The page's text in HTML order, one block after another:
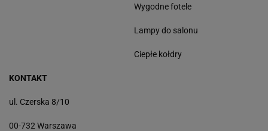
Wygodne fotele
Lampy do salonu
Ciepłe kołdry
KONTAKT
ul. Czerska 8/10
00-732 Warszawa